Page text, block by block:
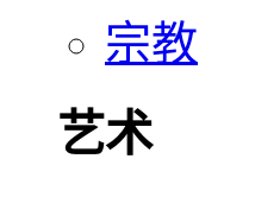
宗教
艺术